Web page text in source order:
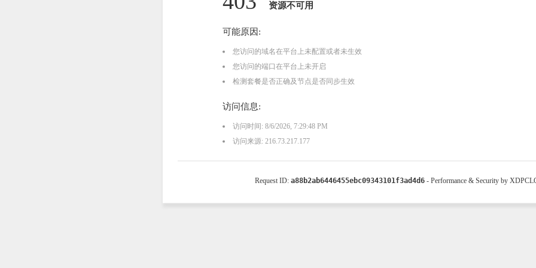
资源不可用
可能原因:
您访问的域名在平台上未配置或者未生效
您访问的端口在平台上未开启
检测套餐是否正确及节点是否同步生效
访问信息:
访问时间: 8/6/2026, 7:29:48 PM
访问来源: 216.73.217.177
Request ID: a88b2ab6446455ebc09343101f3ad4d6- Performance & Security by